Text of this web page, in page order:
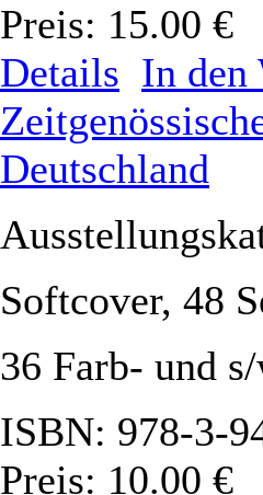
Preis: 15.00 €
Details In den
Deutschland
Softcover, 48
36 Farb- und
ISBN: 978-3-
Preis: 10.00 €